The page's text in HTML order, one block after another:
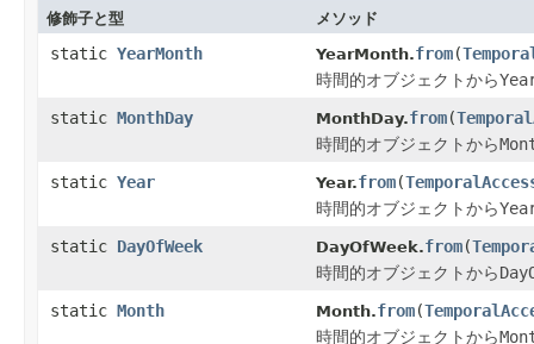
修飾子と型 メソッド
static YearMonth YearMonth.from(
時間的オブジェクトから
static MonthDay MonthDay.from(
時間的オブジェクトから
static Year Year.from(
時間的オブジェクトから
static DayOfWeek DayOfWeek.from(
時間的オブジェクトから
static Month Month.from(
時間的オブジェクトから